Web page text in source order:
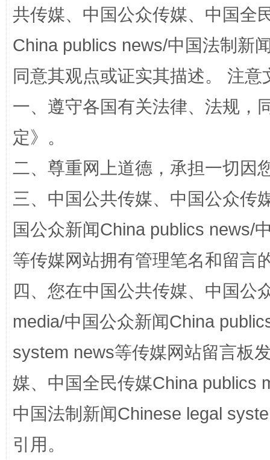
规模最大的光氢储一体化项目 走
镜头丨大暑三秋近 山西：
共传媒、中国公众传媒、中国全
China publics news/中国法制新
同意其观点或证实其描述。 注
一、遵守各国有关法律、法规，
定》。
二、尊重网上道德，承担一切因
三、中国公共传媒、中国公众传
国公众新闻China publics news/
等传媒网站拥有管理笔名和留言
四、您在中国公共传媒、中国公
media/中国公众新闻China
system news等传媒网站留言板
媒、中国全民传媒China publics
中国法制新闻Chinese legal
引用。